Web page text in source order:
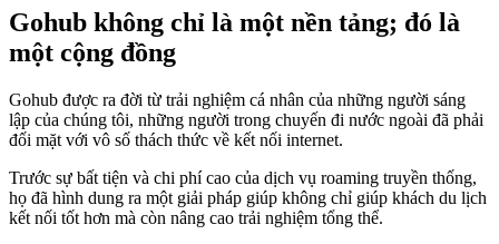
Gohub không chỉ là một nền tảng; đó là
một cộng đồng
Gohub được ra đời từ trải nghiệm cá nhân của những người sáng
lập của chúng tôi, những người trong chuyến đi nước ngoài đã phải
đối mặt với vô số thách thức về kết nối internet.
Trước sự bất tiện và chi phí cao của dịch vụ roaming truyền thống,
họ đã hình dung ra một giải pháp giúp không chỉ giúp khách du lịch
kết nối tốt hơn mà còn nâng cao trải nghiệm tổng thể.